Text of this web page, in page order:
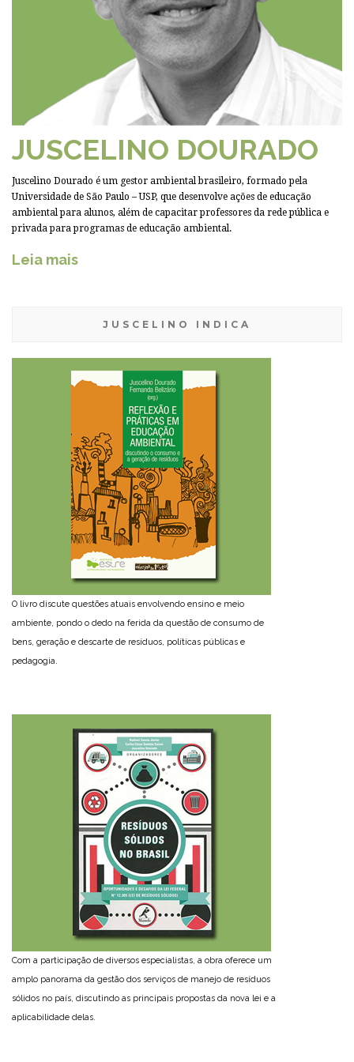
JUSCELINO DOURADO
Juscelino Dourado é um gestor ambiental brasileiro, formado pela
Universidade de São Paulo – USP, que desenvolve ações de educação
ambiental para alunos, além de capacitar professores da rede pública e
privada para programas de educação ambiental.
Leia mais
JUSCELINO INDICA
O livro discute questões atuais envolvendo ensino e meio
ambiente, pondo o dedo na ferida da questão de consumo de
bens, geração e descarte de resíduos, políticas públicas e
pedagogia.
Com a participação de diversos especialistas, a obra oferece um
amplo panorama da gestão dos serviços de manejo de resíduos
sólidos no país, discutindo as principais propostas da nova lei e a
aplicabilidade delas.